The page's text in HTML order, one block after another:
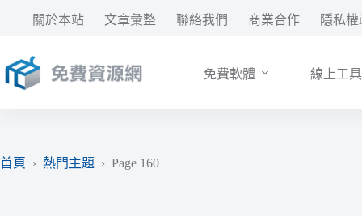
要
內
關於本站 文章彙整 聯絡我們 商業合作 隱私
免費軟體 線上工具
首頁 › 熱門主題 › Page 160